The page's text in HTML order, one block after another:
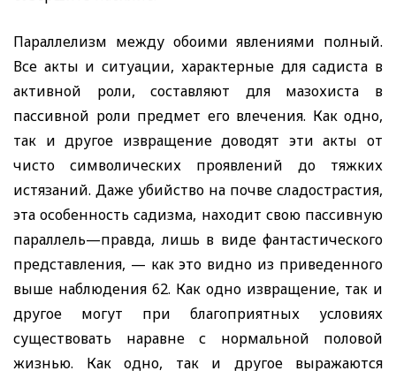
Параллелизм между обоими явлениями полный.
Все акты и ситуации, характерные для садиста в
активной роли, составляют для мазохиста в
пассивной роли предмет его влечения. Как одно,
так и другое извращение доводят эти акты от
чисто символических проявлений до тяжких
истязаний. Даже убийство на почве сладострастия,
эта особенность садизма, находит свою пассивную
параллель—правда, лишь в виде фантастического
представления, — как это видно из приведенного
выше наблюдения 62. Как одно извращение, так и
другое могут при благоприятных условиях
существовать наравне с нормальной половой
жизнью. Как одно, так и другое выражаются